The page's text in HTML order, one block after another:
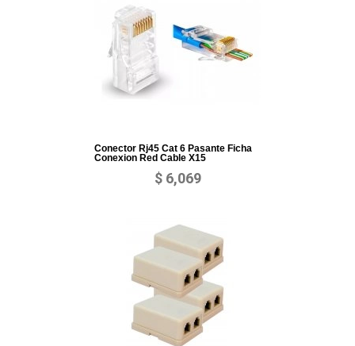
Conector Rj45 Cat 6 Pasante Ficha
Conexion Red Cable X15
$ 6,069